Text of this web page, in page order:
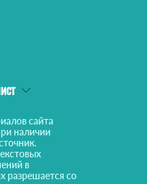
сайта
наличии
в
разрешается со